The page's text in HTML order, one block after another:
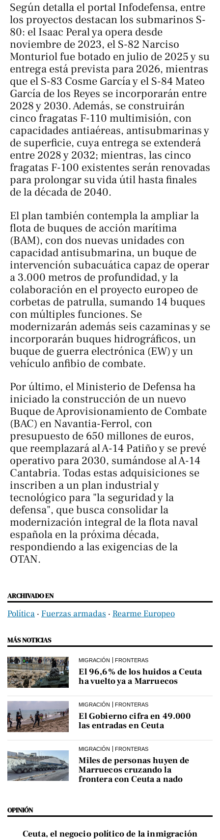
Según detalla el portal Infodefensa, entre
los proyectos destacan los submarinos S-
80: el Isaac Peral ya opera desde
noviembre de 2023, el S-82 Narciso
Monturiol fue botado en julio de 2025 y su
entrega está prevista para 2026, mientras
que el S-83 Cosme García y el S-84 Mateo
García de los Reyes se incorporarán entre
2028 y 2030. Además, se construirán
cinco fragatas F-110 multimisión, con
capacidades antiaéreas, antisubmarinas y
de superficie, cuya entrega se extenderá
entre 2028 y 2032; mientras, las cinco
fragatas F-100 existentes serán renovadas
para prolongar su vida útil hasta finales
de la década de 2040.
El plan también contempla la ampliar la
flota de buques de acción marítima
(BAM), con dos nuevas unidades con
capacidad antisubmarina, un buque de
intervención subacuática capaz de operar
a 3.000 metros de profundidad, y la
colaboración en el proyecto europeo de
corbetas de patrulla, sumando 14 buques
con múltiples funciones. Se
modernizarán además seis cazaminas y se
incorporarán buques hidrográficos, un
buque de guerra electrónica (EW) y un
vehículo anfibio de combate.
Por último, el Ministerio de Defensa ha
iniciado la construcción de un nuevo
Buque de Aprovisionamiento de Combate
(BAC) en Navantia-Ferrol, con
presupuesto de 650 millones de euros,
que reemplazará al A-14 Patiño y se prevé
operativo para 2030, sumándose al A-14
Cantabria. Todas estas adquisiciones se
inscriben a un plan industrial y
tecnológico para "la seguridad y la
defensa", que busca consolidar la
modernización integral de la flota naval
española en la próxima década,
respondiendo a las exigencias de la
OTAN.
ARCHIVADO EN
Política ‧ Fuerzas armadas ‧ Rearme Europeo
MÁS NOTICIAS
MIGRACIÓN FRONTERAS
El 96,6% de los huidos a Ceuta
ha vuelto ya a Marruecos
MIGRACIÓN FRONTERAS
El Gobierno cifra en 49.000
las entradas en Ceuta
MIGRACIÓN FRONTERAS
Miles de personas huyen de
Marruecos cruzando la
frontera con Ceuta a nado
OPINIÓN
Ceuta, el negocio político de la inmigración